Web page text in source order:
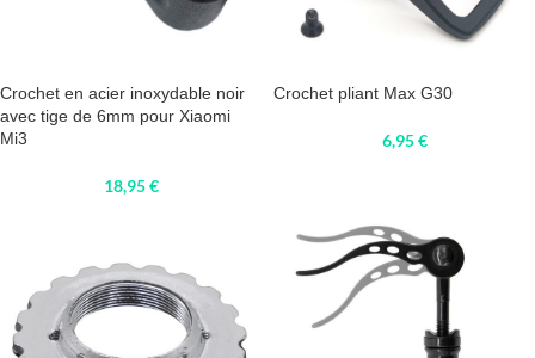
Crochet en acier inoxydable noir
avec tige de 6mm pour Xiaomi
Mi3
18,95€
Crochet pliant Max G30
6,95€